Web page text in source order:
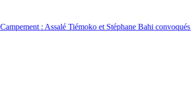
: Assalé Tiémoko et Stéphane Bahi convoqués à la police